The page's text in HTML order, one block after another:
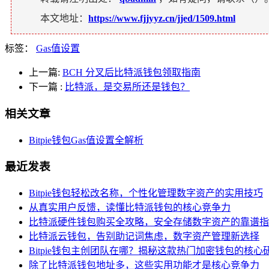
本文地址： https://www.fjjyyz.cn/jjed/1509.html
标签： Gas值设置
上一篇: BCH 分叉后比特派钱包领取指南
下一篇 : 比特派，是交易所还是钱包？
相关文章
Bitpie钱包Gas值设置全解析
最近发表
Bitpie钱包轻松改名称，个性化管理数字资产的实用技巧
从真实用户反馈，读懂比特派钱包的核心竞争力
比特派硬件钱包购买全攻略，安全存储数字资产的靠谱
比特派云钱包，告别助记词焦虑，数字资产管理新选择
Bitpie钱包主创团队在哪？揭秘这款热门加密钱包的核心
除了比特派钱包地址多，这些实用功能才是核心竞争力